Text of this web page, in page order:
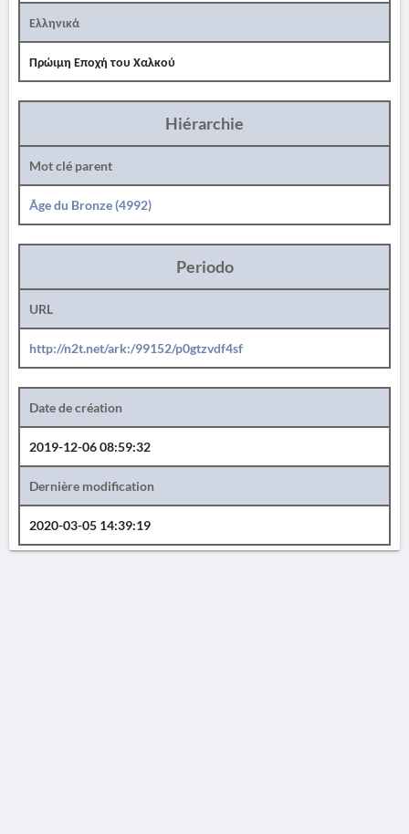
Ελληνικά
Πρώιμη Εποχή του Χαλκού
Hiérarchie
Mot clé parent
Âge du Bronze (4992)
Periodo
URL
http://n2t.net/ark:/99152/p0gtzvdf4sf
Date de création
2019-12-06 08:59:32
Dernière modification
2020-03-05 14:39:19